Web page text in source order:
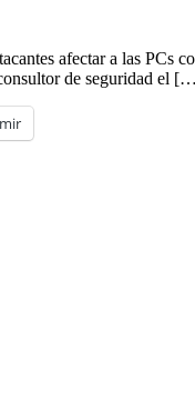
afectar a las PCs
de seguridad el